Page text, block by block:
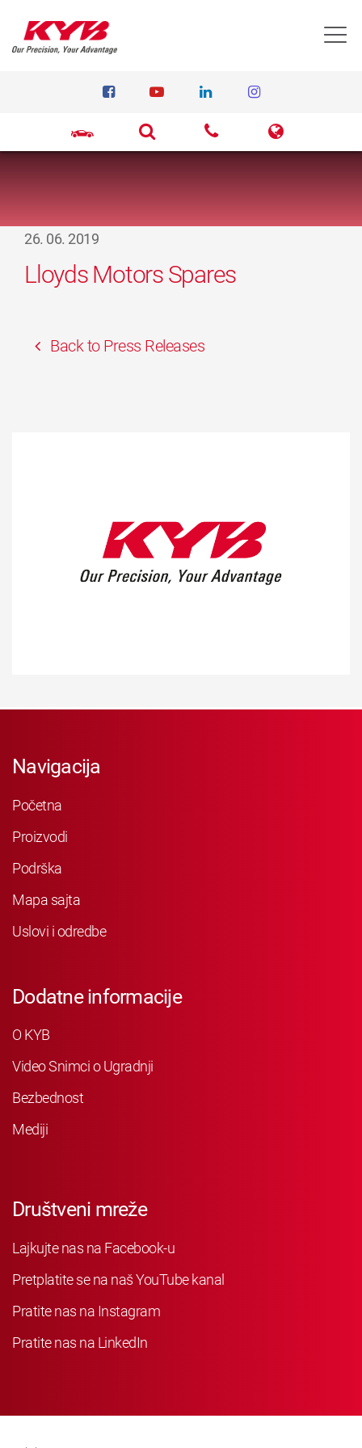
26. 06. 2019
Lloyds Motors Spares
Back to Press Releases
Navigacija
Početna
Proizvodi
Podrška
Mapa sajta
Uslovi i odredbe
Dodatne informacije
O KYB
Video Snimci o Ugradnji
Bezbednost
Mediji
Društveni mreže
Lajkujte nas na Facebook-u
Pretplatite se na naš YouTube kanal
Pratite nas na Instagram
Pratite nas na LinkedIn